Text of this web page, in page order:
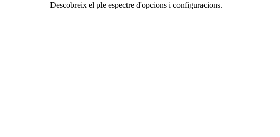
Descobreix el ple espectre d'opcions i configuracions.